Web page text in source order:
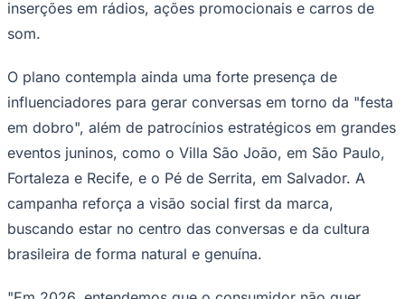
Palmeiras
campanha, porque ela mostra exatamente o que
acontece na minha casa: a gente não escolhe entre o
amendoim e o grito de gol, a gente quer tudo junto. É
uma festa em dobro, cheia de alegria, tradição e aquele
sabor que todo mundo conhece e ama", celebra Simone
Mendes.
A estratégia de comunicação para o lançamento é 360º;
o filme será amplificado em canais digitais com
cobertura nacional, no YouTube e nas redes sociais
oficiais da marca. E, para maximizar alcance e
frequência, a campanha conta com um plano de mídia